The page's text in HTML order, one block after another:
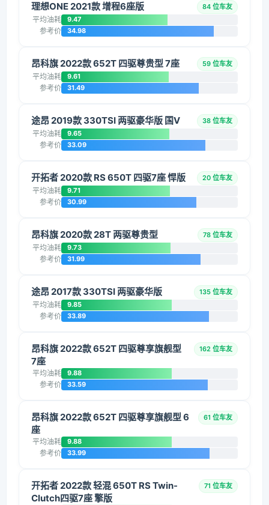
理想ONE 2021款 增程6座版 84 位车友
平均油耗 9.47
参考价 34.98
昂科旗 2022款 652T 四驱尊贵型 7座 59 位车友
平均油耗 9.61
参考价 31.49
途昂 2019款 330TSI 两驱豪华版 国V 38 位车友
平均油耗 9.65
参考价 33.09
开拓者 2020款 RS 650T 四驱7座 悍版 20 位车友
平均油耗 9.71
参考价 30.99
昂科旗 2020款 28T 两驱尊贵型 78 位车友
平均油耗 9.73
参考价 31.99
途昂 2017款 330TSI 两驱豪华版 135 位车友
平均油耗 9.85
参考价 33.89
昂科旗 2022款 652T 四驱尊享旗舰型
7座
162 位车友
平均油耗 9.88
参考价 33.59
昂科旗 2022款 652T 四驱尊享旗舰型 6
座
61 位车友
平均油耗 9.88
参考价 33.99
开拓者 2022款 轻混 650T RS Twin-
Clutch四驱7座 擎版
71 位车友